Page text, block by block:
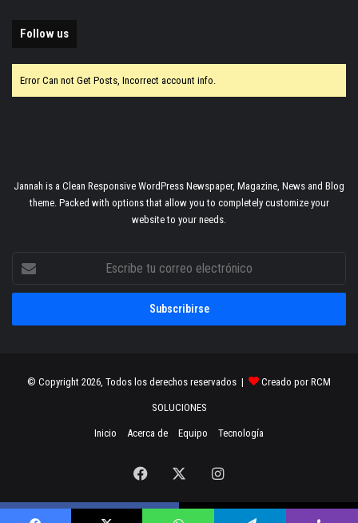
Follow us
Error Can not Get Posts, Incorrect account info.
Jannah is a Clean Responsive WordPress Newspaper, Magazine, News and Blog
theme. Packed with options that allow you to completely customize your
website to your needs.
correo
© Copyright 2026, Todos los derechos reservados | Creado por RCM
SOLUCIONES
Inicio Acerca de Equipo Tecnología
Facebook Instagram